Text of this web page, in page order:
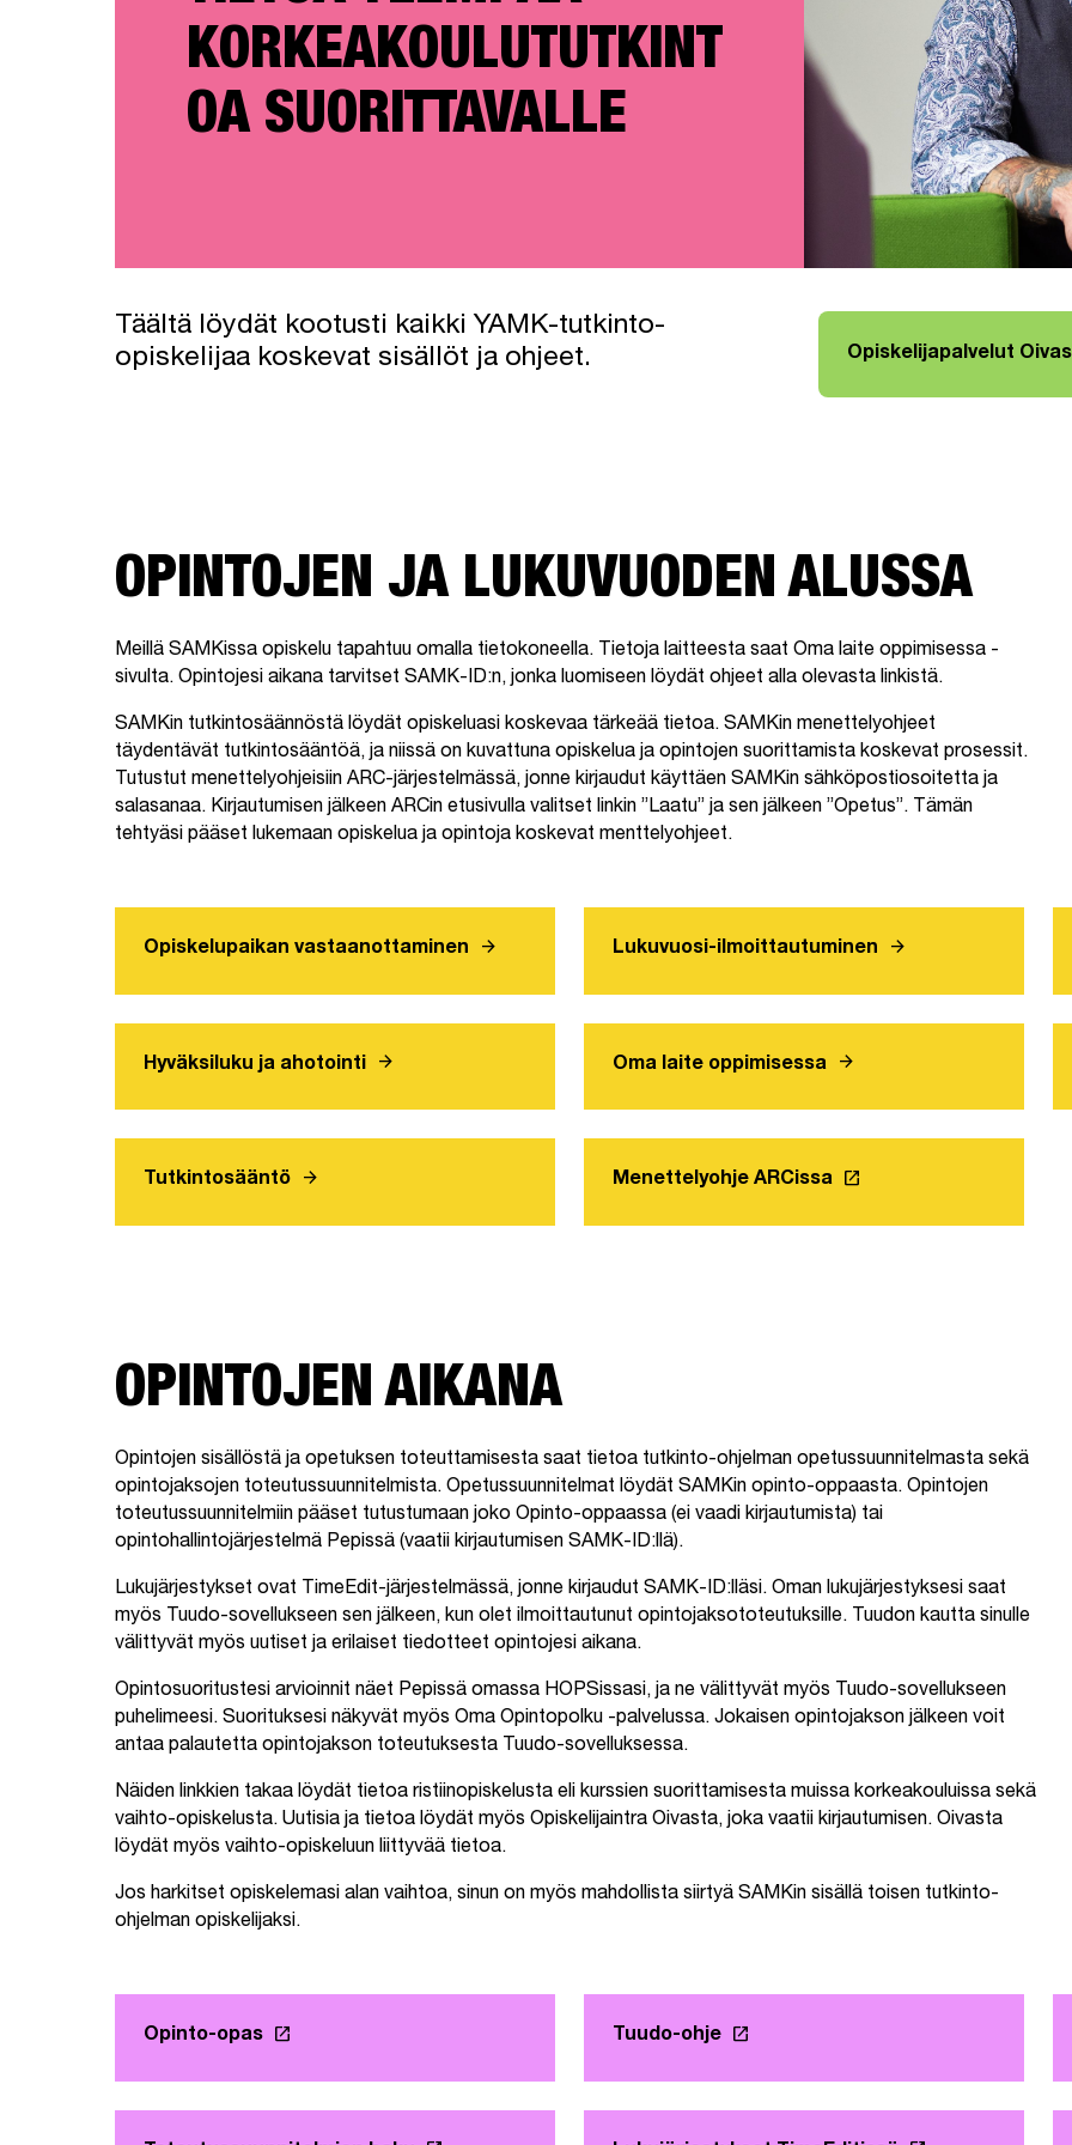
KORKEAKOULUTUTKINT
OA SUORITTAVALLE
Täältä löydät kootusti kaikki YAMK-tutkinto-
opiskelijaa koskevat sisällöt ja ohjeet.
Opiskelijapalvelut
OPINTOJEN JA LUKUVUODEN ALUSSA
Meillä SAMKissa opiskelu tapahtuu omalla tietokoneella. Tietoja laitteesta saat Oma laite oppimisessa -
sivulta. Opintojesi aikana tarvitset SAMK-ID:n, jonka luomiseen löydät ohjeet alla olevasta linkistä.
SAMKin tutkintosäännöstä löydät opiskeluasi koskevaa tärkeää tietoa. SAMKin menettelyohjeet
täydentävät tutkintosääntöä, ja niissä on kuvattuna opiskelua ja opintojen suorittamista koskevat prosessit.
Tutustut menettelyohjeisiin ARC-järjestelmässä, jonne kirjaudut käyttäen SAMKin sähköpostiosoitetta ja
salasanaa. Kirjautumisen jälkeen ARCin etusivulla valitset linkin ”Laatu” ja sen jälkeen ”Opetus”. Tämän
tehtyäsi pääset lukemaan opiskelua ja opintoja koskevat menttelyohjeet.
Opiskelupaikan vastaanottaminen arrow_forward Lukuvuosi-ilmoittautuminen arrow_forward
Hyväksiluku ja ahotointi arrow_forward Oma laite oppimisessa arrow_forward
Tutkintosääntö arrow_forward Menettelyohje ARCissa Linkki avautuu uuteen
launch
OPINTOJEN AIKANA
Opintojen sisällöstä ja opetuksen toteuttamisesta saat tietoa tutkinto-ohjelman opetussuunnitelmasta sekä
opintojaksojen toteutussuunnitelmista. Opetussuunnitelmat löydät SAMKin opinto-oppaasta. Opintojen
toteutussuunnitelmiin pääset tutustumaan joko Opinto-oppaassa (ei vaadi kirjautumista) tai
opintohallintojärjestelmä Pepissä (vaatii kirjautumisen SAMK-ID:llä).
Lukujärjestykset ovat TimeEdit-järjestelmässä, jonne kirjaudut SAMK-ID:lläsi. Oman lukujärjestyksesi saat
myös Tuudo-sovellukseen sen jälkeen, kun olet ilmoittautunut opintojaksototeutuksille. Tuudon kautta sinulle
välittyvät myös uutiset ja erilaiset tiedotteet opintojesi aikana.
Opintosuoritustesi arvioinnit näet Pepissä omassa HOPSissasi, ja ne välittyvät myös Tuudo-sovellukseen
puhelimeesi. Suorituksesi näkyvät myös Oma Opintopolku -palvelussa. Jokaisen opintojakson jälkeen voit
antaa palautetta opintojakson toteutuksesta Tuudo-sovelluksessa.
Näiden linkkien takaa löydät tietoa ristiinopiskelusta eli kurssien suorittamisesta muissa korkeakouluissa sekä
vaihto-opiskelusta. Uutisia ja tietoa löydät myös Opiskelijaintra Oivasta, joka vaatii kirjautumisen. Oivasta
löydät myös vaihto-opiskeluun liittyvää tietoa.
Jos harkitset opiskelemasi alan vaihtoa, sinun on myös mahdollista siirtyä SAMKin sisällä toisen tutkinto-
ohjelman opiskelijaksi.
Opinto-opas Linkki avautuu uuteen välilehteen
launch Tuudo-ohje Linkki avautuu uuteen välilehteen
launch